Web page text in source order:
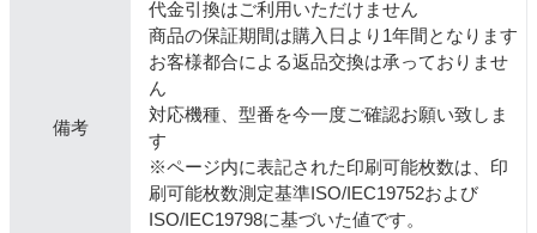
備考
代金引換はご利用いただけません
商品の保証期間は購入日より1年間となります
お客様都合による返品交換は承っておりませ
ん
対応機種、型番を今一度ご確認お願い致しま
す
※ページ内に表記された印刷可能枚数は、印
刷可能枚数測定基準ISO/IEC19752および
ISO/IEC19798に基づいた値です。